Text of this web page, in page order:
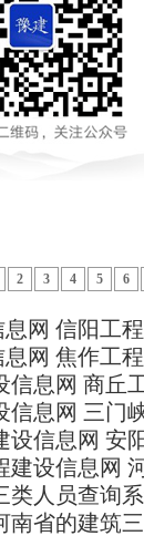
2 3 4 5 6
网 信阳工
网 焦作工
信息网 商丘
信息网 三门
设信息网 安
建设信息网
类人员查询
南省的建筑